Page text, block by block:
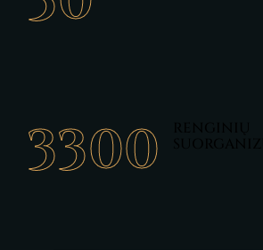
3500